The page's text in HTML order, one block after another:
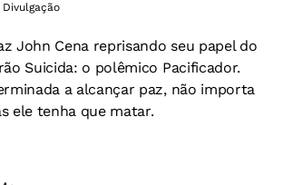
John Cena reprisando seu papel do
Suicida: o polêmico Pacificador.
a alcançar paz, não importa
ele tenha que matar.